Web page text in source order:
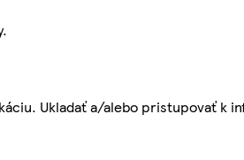
Ukladať a/alebo pristupovať k